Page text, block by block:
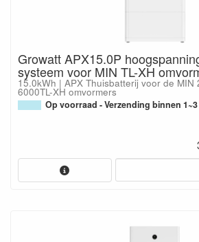
Growatt APX15.0P
systeem voor MIN TL-XH
15.0kWh | APX Thuisbatterij voor de MIN
6000TL-XH omvormers
Op voorraad - Verzending binnen